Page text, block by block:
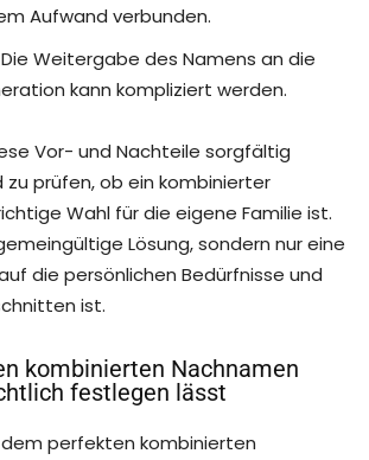
Aufwand verbunden.
Weitergabe des Namens an die
kann kompliziert werden.
Vor- und Nachteile sorgfältig
prüfen, ob ein kombinierter
Wahl für die eigene Familie ist.
Lösung, sondern nur eine
die persönlichen Bedürfnisse und
ist.
kombinierten Nachnamen
festlegen lässt
dem perfekten kombinierten